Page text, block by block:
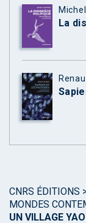
La
CNRS ÉDITIONS
MONDES
UN VILLAGE